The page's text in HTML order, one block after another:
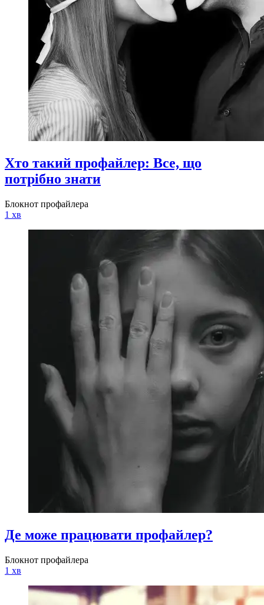
Хто такий профайлер: Все, що
потрібно знати
Блокнот профайлера
1 хв
Де може працювати профайлер?
Блокнот профайлера
1 хв